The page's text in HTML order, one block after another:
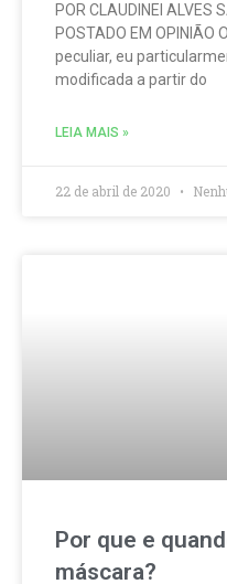
POR CLAUDINEI ALVES
POSTADO EM
peculiar, eu
modificada a partir do
LEIA MAIS »
22 de abril de 2020
Por que e
máscara?